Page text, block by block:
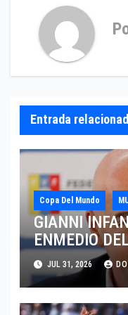
Entrada
Copa Del Mundo
GIANNI
ENMEDIO
JUL 31, 2026